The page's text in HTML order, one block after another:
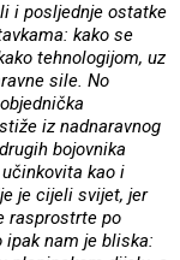
i posljednje ostatke
kako se
tehnologijom, uz
sile. No
iz nadnaravnog
bojovnika
kao i
je cijeli svijet, jer
rasprostrte po
nam je bliska: